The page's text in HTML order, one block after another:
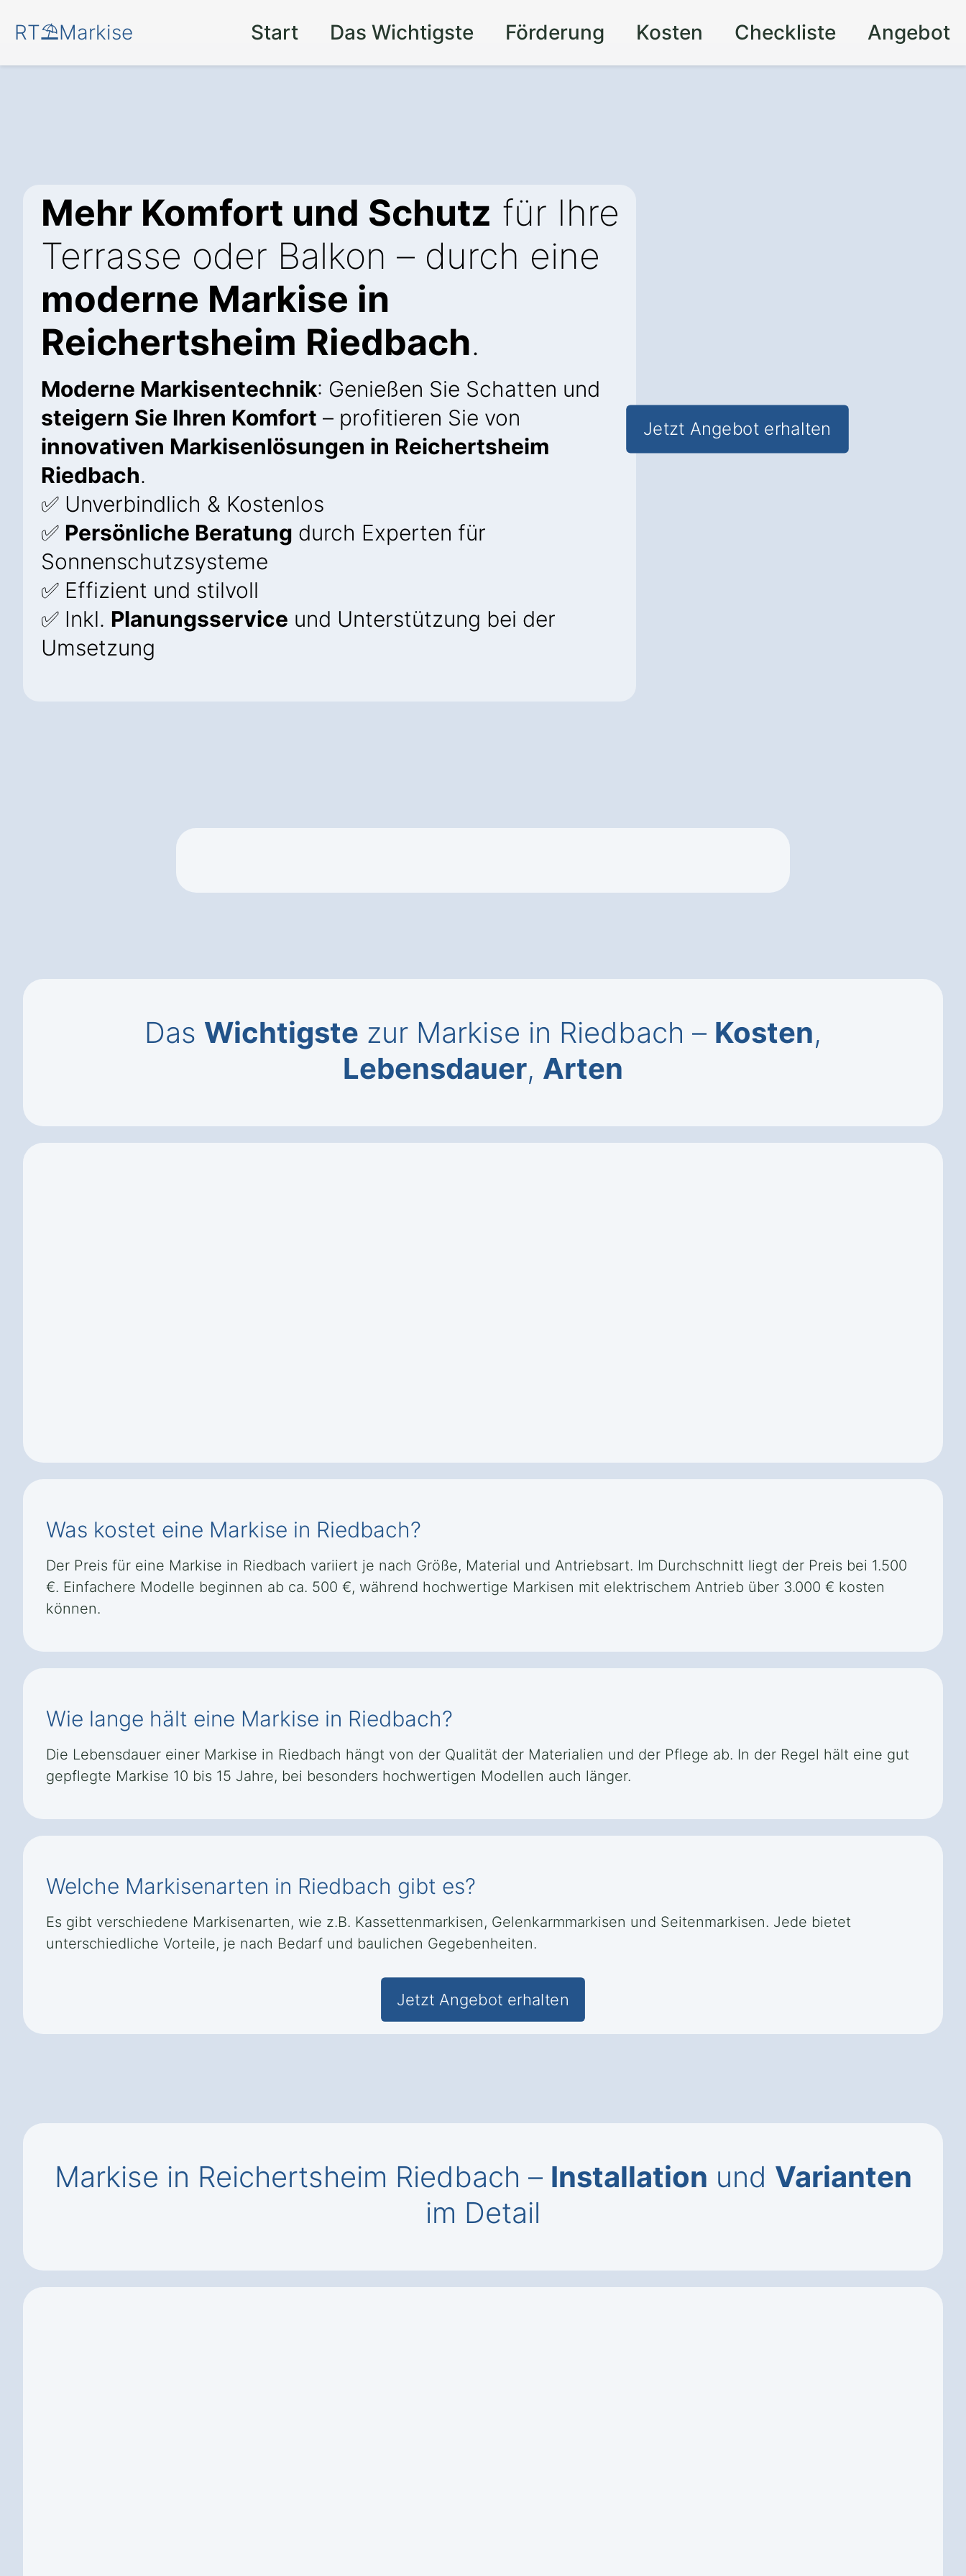
RT⛱️Markise Start Das Wichtigste Förderung Kosten Checkliste Angebot
Mehr Komfort und Schutz für Ihre
Terrasse oder Balkon – durch eine
moderne Markise in
Reichertsheim Riedbach.
Moderne Markisentechnik: Genießen Sie Schatten und
steigern Sie Ihren Komfort – profitieren Sie von
innovativen Markisenlösungen in Reichertsheim
Riedbach.
✅ Unverbindlich & Kostenlos
✅ Persönliche Beratung durch Experten für
Sonnenschutzsysteme
✅ Effizient und stilvoll
✅ Inkl. Planungsservice und Unterstützung bei der
Umsetzung
Jetzt Angebot erhalten
Das Wichtigste zur Markise in Riedbach – Kosten,
Lebensdauer, Arten
Was kostet eine Markise in Riedbach?
Der Preis für eine Markise in Riedbach variiert je nach Größe, Material und Antriebsart. Im Durchschnitt liegt der Preis bei 1.500
€. Einfachere Modelle beginnen ab ca. 500 €, während hochwertige Markisen mit elektrischem Antrieb über 3.000 € kosten
können.
Wie lange hält eine Markise in Riedbach?
Die Lebensdauer einer Markise in Riedbach hängt von der Qualität der Materialien und der Pflege ab. In der Regel hält eine gut
gepflegte Markise 10 bis 15 Jahre, bei besonders hochwertigen Modellen auch länger.
Welche Markisenarten in Riedbach gibt es?
Es gibt verschiedene Markisenarten, wie z.B. Kassettenmarkisen, Gelenkarmmarkisen und Seitenmarkisen. Jede bietet
unterschiedliche Vorteile, je nach Bedarf und baulichen Gegebenheiten.
Jetzt Angebot erhalten
Markise in Reichertsheim Riedbach – Installation und Varianten
im Detail